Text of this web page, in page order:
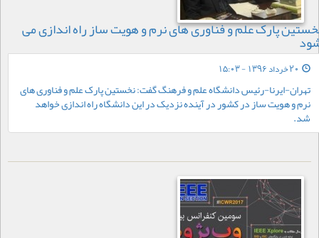
پارک علم و فناوری های نرم و هویت ساز راه اندازی می
تهران-ایرنا-رئیس دانشگاه علم و فرهنگ گفت: نخستین پارک علم و فناوری های
نرم و هویت ساز در کشور در آینده نزدیک در این دانشگاه راه اندازی خواهد
شد.